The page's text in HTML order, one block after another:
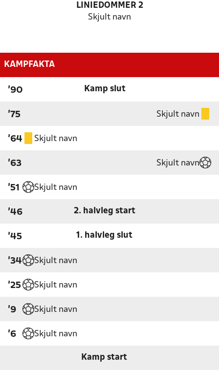
LINIEDOMMER 2
Skjult navn
KAMPFAKTA
'90 Kamp slut
'75 Skjult navn
'64 Skjult navn
'63 Skjult navn
'51 Skjult navn
'46 2. halvleg start
'45 1. halvleg slut
'34 Skjult navn
'25 Skjult navn
'9 Skjult navn
'6 Skjult navn
Kamp start